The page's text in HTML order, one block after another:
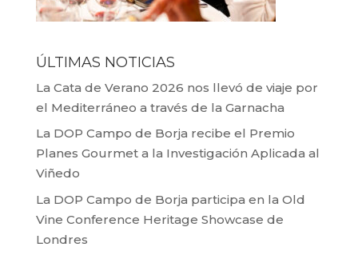
ÚLTIMAS NOTICIAS
La Cata de Verano 2026 nos llevó de viaje por
el Mediterráneo a través de la Garnacha
La DOP Campo de Borja recibe el Premio
Planes Gourmet a la Investigación Aplicada al
Viñedo
La DOP Campo de Borja participa en la Old
Vine Conference Heritage Showcase de
Londres